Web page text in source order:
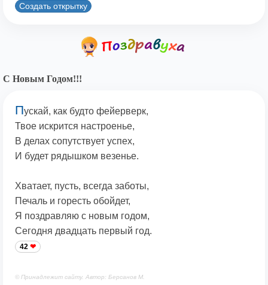
Создать открытку
С Новым Годом!!!
Пускай, как будто фейерверк,
Твое искрится настроенье,
В делах сопутствует успех,
И будет рядышком везенье.
Хватает, пусть, всегда заботы,
Печаль и горесть обойдет,
Я поздравляю с новым годом,
Сегодня двадцать первый год.
42
© Принадлежит сайту. Автор: Берсанов М.